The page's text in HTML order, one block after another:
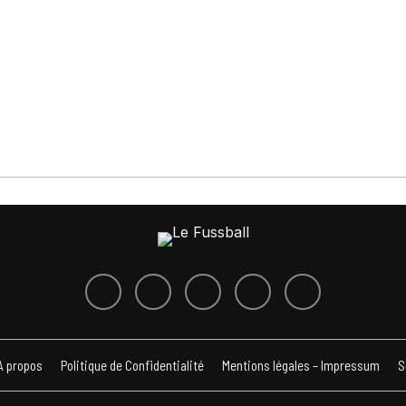
propos Politique de Confidentialité Mentions légales – Impressum